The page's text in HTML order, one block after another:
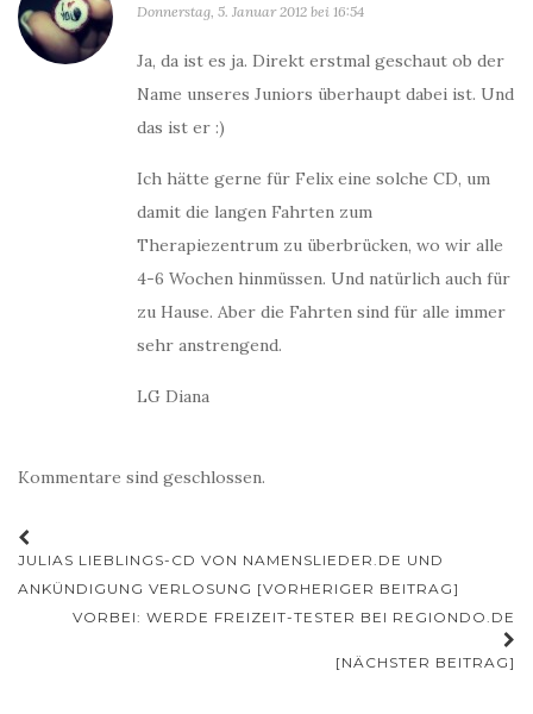
Donnerstag, 5. Januar 2012 bei 16:54
Ja, da ist es ja. Direkt erstmal geschaut ob der
Name unseres Juniors überhaupt dabei ist. Und
das ist er :)
Ich hätte gerne für Felix eine solche CD, um
damit die langen Fahrten zum
Therapiezentrum zu überbrücken, wo wir alle
4-6 Wochen hinmüssen. Und natürlich auch für
zu Hause. Aber die Fahrten sind für alle immer
sehr anstrengend.
LG Diana
Kommentare sind geschlossen.
Beitrags-
Navigation
JULIAS LIEBLINGS-CD VON NAMENSLIEDER.DE UND
ANKÜNDIGUNG VERLOSUNG [VORHERIGER BEITRAG]
VORBEI: WERDE FREIZEIT-TESTER BEI REGIONDO.DE
[NÄCHSTER BEITRAG]